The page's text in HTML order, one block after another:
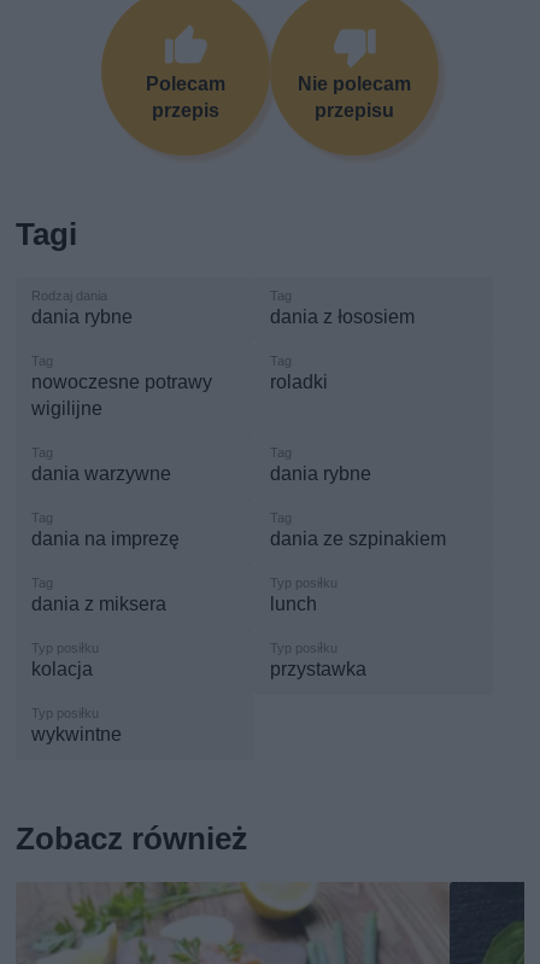
Polecam
przepis
Nie polecam
przepisu
Tagi
dania rybne dania z łososiem
nowoczesne potrawy
wigilijne
roladki
dania warzywne dania rybne
dania na imprezę dania ze szpinakiem
dania z miksera lunch
kolacja przystawka
wykwintne
Zobacz również